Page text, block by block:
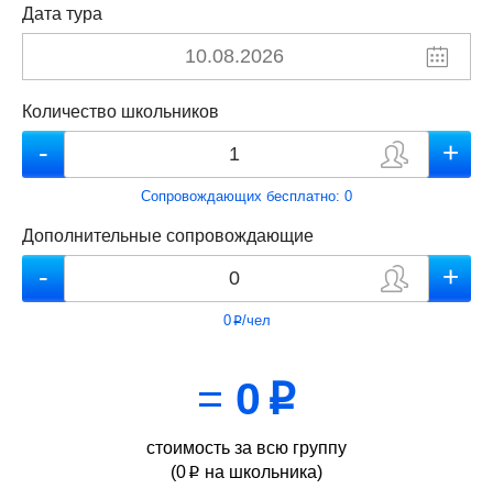
Дата тура
Количество школьников
Сопровождающих бесплатно: 0
Дополнительные сопровождающие
0p/чел
= 0 p
стоимость за всю группу
(0 p на школьника)